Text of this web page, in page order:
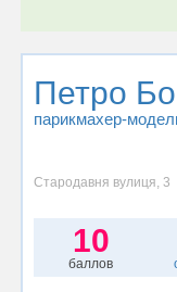
Петро
парикмахер-
Стародавня вулиця, 3
10
баллов